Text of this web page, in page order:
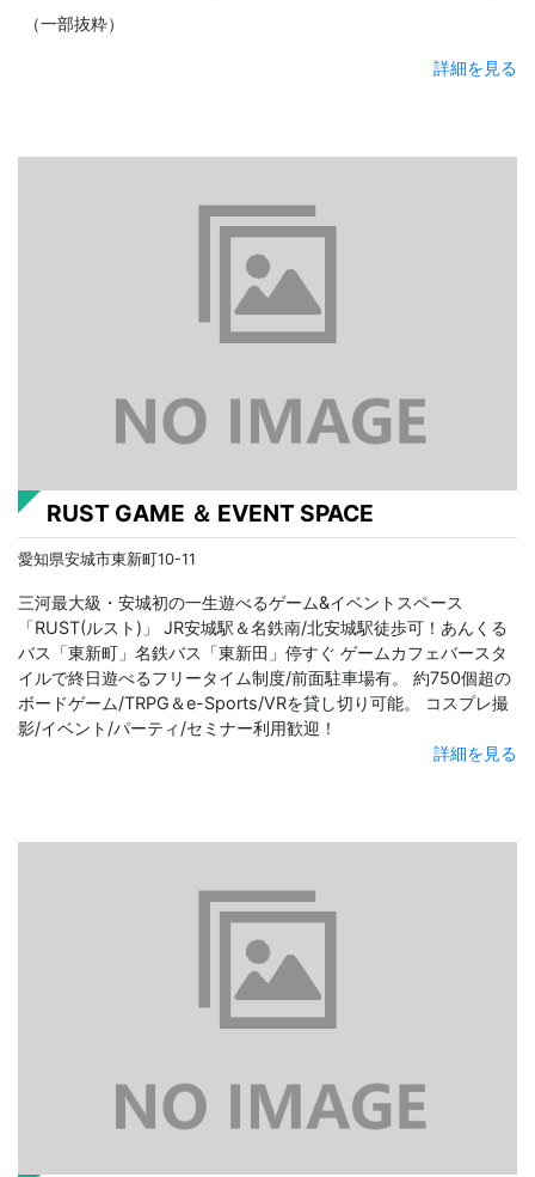
（一部抜粋）
詳細を見る
RUST GAME ＆ EVENT SPACE
愛知県安城市東新町10-11
三河最大級・安城初の一生遊べるゲーム&イベントスペース
「RUST(ルスト)」 JR安城駅＆名鉄南/北安城駅徒歩可！あんくる
バス「東新町」名鉄バス「東新田」停すぐ ゲームカフェバースタ
イルで終日遊べるフリータイム制度/前面駐車場有。 約750個超の
ボードゲーム/TRPG＆e-Sports/VRを貸し切り可能。 ​コスプレ撮
影/イベント/パーティ/セミナー利用歓迎！
詳細を見る